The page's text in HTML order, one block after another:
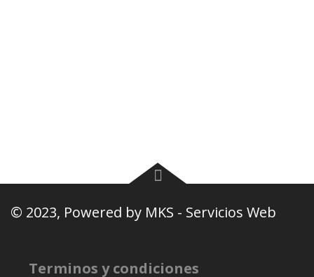
© 2023, Powered by MKS - Servicios Web
Terminos y condiciones